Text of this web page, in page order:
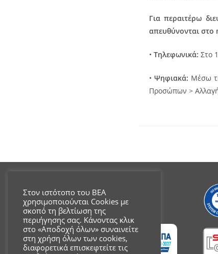
Για περαιτέρω
απευθύνονται στο
• Τηλεφωνικά: Στο
• Ψηφιακά: Μέσω
Προσώπων >
Στον ιστότοπο του ΒΕΑ
χρησιμοποιούνται Cookies με
σκοπό τη βελτίωση της
περιήγησης σας. Κάνοντας κλικ
στο «Αποδοχή όλων» συναινείτε
στη χρήση όλων των cookies,
διαφορετικά επισκεφτείτε τις